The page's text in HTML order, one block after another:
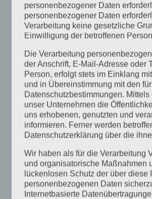
personenbezogener Daten
personenbezogener Daten
Verarbeitung keine gesetzliche
Einwilligung der betroffenen
Die Verarbeitung
der Anschrift, E-Mail-Adresse oder
Person, erfolgt stets im Einklang
und in Übereinstimmung mit den
Datenschutzbestimmungen.
unser Unternehmen die
uns erhobenen, genutzten und
informieren. Ferner werden
Datenschutzerklärung über die
Wir haben als für die Verarbeitung
und organisatorische Maßnahmen
lückenlosen Schutz der über diese
personenbezogenen Daten
Internetbasierte